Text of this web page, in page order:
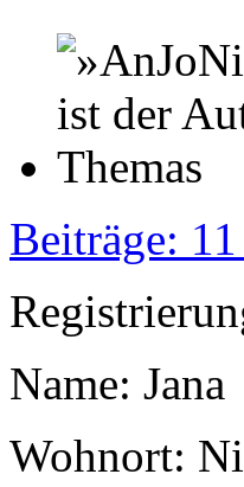
Beiträge:
Name: Jana
Wohnort: